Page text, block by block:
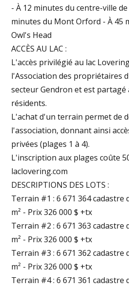
- À 12 minutes du centre-ville
minutes du Mont Orford - À 45
Owl's Head
ACCÈS AU LAC :
L'accès privilégié au lac
l'Association des propriétaires
secteur Gendron et est partagé
résidents.
L'achat d'un terrain permet de
l'association, donnant ainsi
privées (plages 1 à 4).
L'inscription aux plages coûte
laclovering.com
DESCRIPTIONS DES LOTS :
Terrain #1 : 6 671 364 cadastre
m² - Prix 326 000 $ +tx
Terrain #2 : 6 671 363 cadastre
m² - Prix 326 000 $ +tx
Terrain #3 : 6 671 362 cadastre
m² - Prix 326 000 $ +tx
Terrain #4 : 6 671 361 cadastre